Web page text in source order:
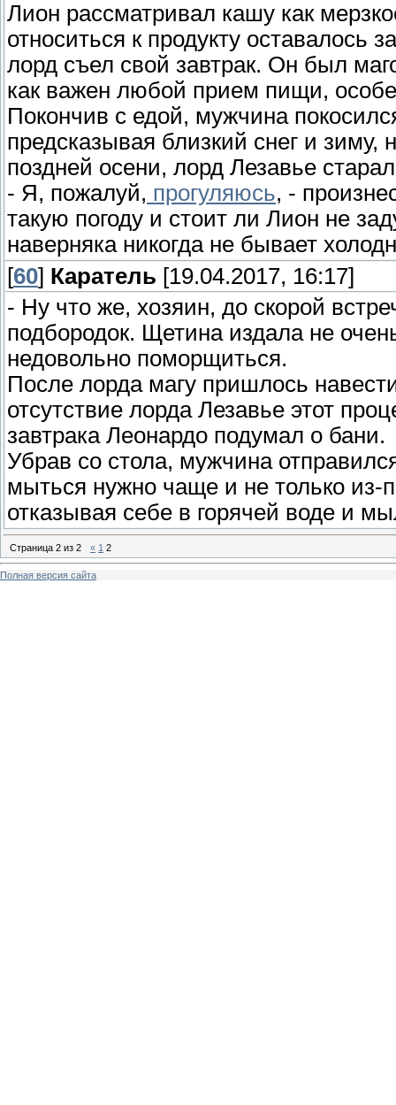
Лион рассматривал кашу как
относиться к продукту оставалось
лорд съел свой завтрак. Он был
как важен любой прием пищи,
Покончив с едой, мужчина
предсказывая близкий снег и
поздней осени, лорд Лезавье
- Я, пожалуй, прогуляюсь, -
такую погоду и стоит ли Лион не
наверняка никогда не бывает
[60] Каратель [19.04.2017, 16:17]
- Ну что же, хозяин, до скорой
подбородок. Щетина издала не
недовольно поморщиться.
После лорда магу пришлось
отсутствие лорда Лезавье этот
завтрака Леонардо подумал о бани.
Убрав со стола, мужчина
мыться нужно чаще и не только
отказывая себе в горячей воде и
Страница 2 из 2 « 1 2
Полная версия сайта